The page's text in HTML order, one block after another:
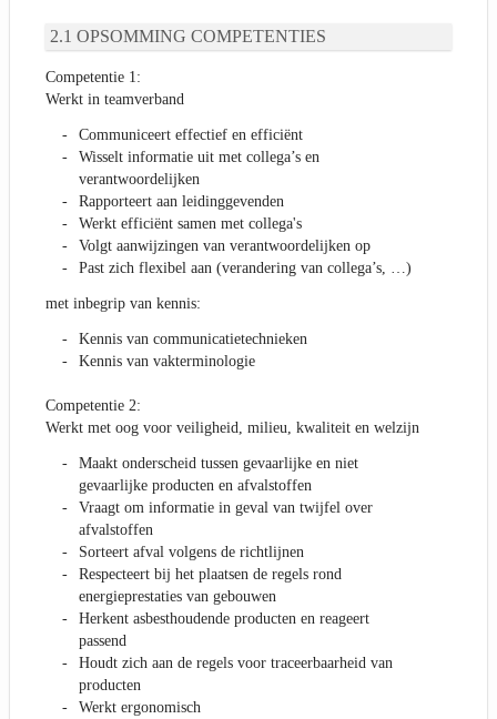
OPSOMMING COMPETENTIES
Competentie 1:
Werkt in teamverband
Communiceert effectief en efficiënt
Wisselt informatie uit met collega’s en
verantwoordelijken
Rapporteert aan leidinggevenden
Werkt efficiënt samen met collega's
Volgt aanwijzingen van verantwoordelijken op
Past zich flexibel aan (verandering van collega’s, …)
met inbegrip van kennis:
Kennis van communicatietechnieken
Kennis van vakterminologie
Competentie 2:
Werkt met oog voor veiligheid, milieu, kwaliteit en welzijn
Maakt onderscheid tussen gevaarlijke en niet
gevaarlijke producten en afvalstoffen
Vraagt om informatie in geval van twijfel over
afvalstoffen
Sorteert afval volgens de richtlijnen
Respecteert bij het plaatsen de regels rond
energieprestaties van gebouwen
Herkent asbesthoudende producten en reageert
passend
Houdt zich aan de regels voor traceerbaarheid van
producten
Werkt ergonomisch